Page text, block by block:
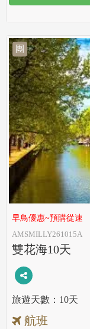
團
早鳥優惠~預購從速
AMSMILLY261015A
雙花海10天
10天
航班